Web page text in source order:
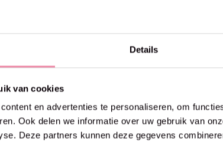
Details
van cookies
en advertenties te personaliseren, om
Ook delen we informatie over uw gebruik van
Deze partners kunnen deze gegevens